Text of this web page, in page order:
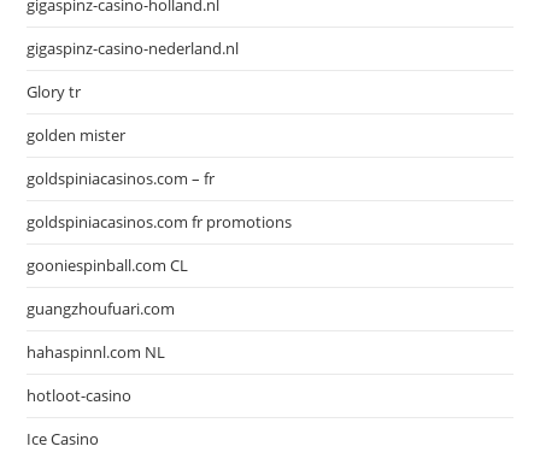
gigaspinz-casino-holland.nl
gigaspinz-casino-nederland.nl
Glory tr
golden mister
goldspiniacasinos.com – fr
goldspiniacasinos.com fr promotions
gooniespinball.com CL
guangzhoufuari.com
hahaspinnl.com NL
hotloot-casino
Ice Casino